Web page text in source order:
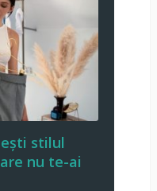
stilul
nu te-ai